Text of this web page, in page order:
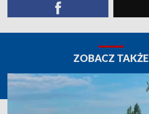
ZOBACZ TAKŻE